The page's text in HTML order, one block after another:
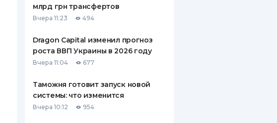
ПУТЕВОДИТЕЛИ ПО
ВСЕ СТРАХОВЫЕ ПОЛИСЫ
СТРАХОВЫЕ КОМПАНИИ
ОТЗЫВЫ О СТРАХОВЫХ
КОМПАНИЯХ
млрд грн трансфертов
Вчера 11:23 494
Dragon Capital изменил прогноз
роста ВВП Украины в 2026 году
Вчера 11:04 677
Таможня готовит запуск новой
системы: что изменится
Вчера 10:12 954